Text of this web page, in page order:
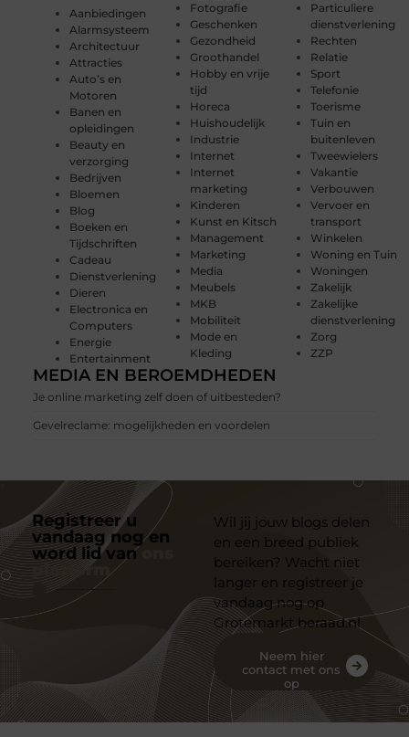
Aanbiedingen
Alarmsysteem
Architectuur
Attracties
Auto’s en
Motoren
Banen en
opleidingen
Beauty en
verzorging
Bedrijven
Bloemen
Blog
Boeken en
Tijdschriften
Cadeau
Dienstverlening
Dieren
Electronica en
Computers
Energie
Entertainment
Fotografie
Geschenken
Gezondheid
Groothandel
Hobby en vrije
tijd
Horeca
Huishoudelijk
Industrie
Internet
Internet
marketing
Kinderen
Kunst en Kitsch
Management
Marketing
Media
Meubels
MKB
Mobiliteit
Mode en
Kleding
Particuliere
dienstverlening
Rechten
Relatie
Sport
Telefonie
Toerisme
Tuin en
buitenleven
Tweewielers
Vakantie
Verbouwen
Vervoer en
transport
Winkelen
Woning en Tuin
Woningen
Zakelijk
Zakelijke
dienstverlening
Zorg
ZZP
MEDIA EN BEROEMDHEDEN
Je online marketing zelf doen of uitbesteden?
Gevelreclame: mogelijkheden en voordelen
Registreer u
vandaag nog en
word lid van
platform
Wil jij jouw blogs delen
en een breed publiek
bereiken? Wacht niet
langer en registreer je
vandaag nog op
Grotemarkt beraad.nl
Neem hier
contact met ons
op